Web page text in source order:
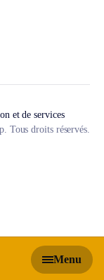
Menu
et de services
Tous droits réservés.